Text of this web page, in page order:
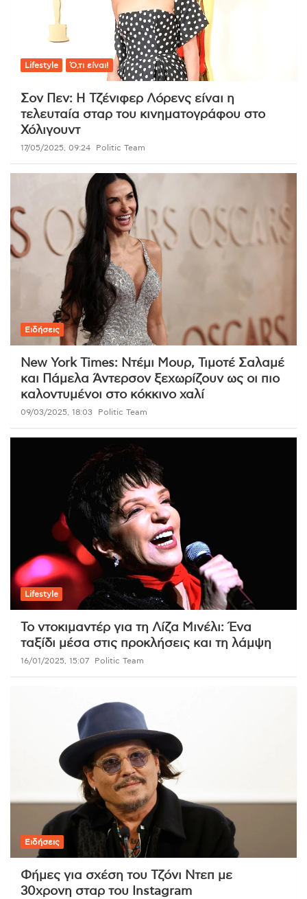
Lifestyle Ό,τι είναι!
Σον Πεν: Η Τζένιφερ Λόρενς είναι η
τελευταία σταρ του κινηματογράφου στο
Χόλιγουντ
17/05/2025, 09:24 Politic Team
Ειδήσεις
New York Times: Ντέμι Μουρ, Τιμοτέ Σαλαμέ
και Πάμελα Άντερσον ξεχωρίζουν ως οι πιο
καλοντυμένοι στο κόκκινο χαλί
09/03/2025, 18:03 Politic Team
Lifestyle
Το ντοκιμαντέρ για τη Λίζα Μινέλι: Ένα
ταξίδι μέσα στις προκλήσεις και τη λάμψη
16/01/2025, 15:07 Politic Team
Ειδήσεις
Φήμες για σχέση του Τζόνι Ντεπ με
30χρονη σταρ του Instagram